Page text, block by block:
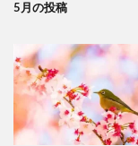
5月の投稿